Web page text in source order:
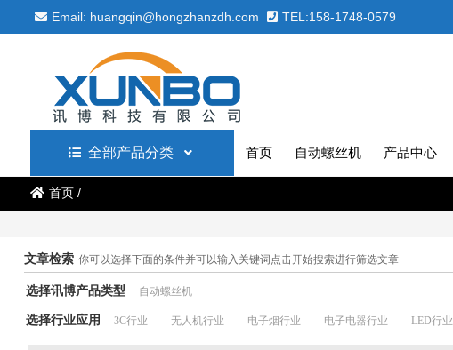
Email: huangqin@hongzhanzdh.com TEL:158-1748-0579
全部产品分类 首页 自动螺丝机 产品中心
首页/
文章检索 你可以选择下面的条件并可以输入关键词点击开始搜索进行筛选文章
选择讯博产品类型 自动螺丝机
选择行业应用 3C行业 无人机行业 电子烟行业 电子电器行业 LED行业